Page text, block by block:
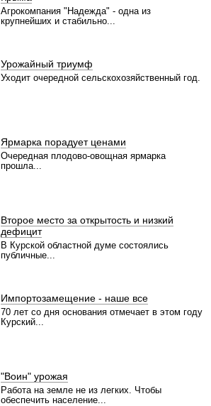
Агрокомпания "Надежда" - одна из
крупнейших и стабильно...
Урожайный триумф
Уходит очередной сельскохозяйственный год.
Ярмарка порадует ценами
Очередная плодово-овощная ярмарка
прошла...
Второе место за открытость и низкий
дефицит
В Курской областной думе состоялись
публичные...
Импортозамещение - наше все
70 лет со дня основания отмечает в этом году
Курский...
"Воин" урожая
Работа на земле не из легких. Чтобы
обеспечить население...